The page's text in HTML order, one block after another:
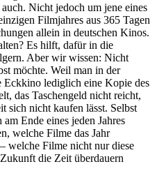
Nicht jedoch um jene eines
Filmjahres aus 365 Tagen
allein in deutschen Kinos.
Es hilft, dafür in die
Aber wir wissen: Nicht
möchte. Weil man in der
Eckkino lediglich eine Kopie des
das Taschengeld nicht reicht,
sich nicht kaufen lässt. Selbst
Ende eines jeden Jahres
welche Filme das Jahr
welche Filme nicht nur diese
die Zeit überdauern